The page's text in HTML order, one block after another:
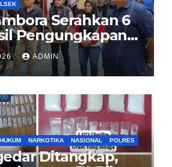
Serahkan 6
Pengungkapan
Kepada
sah
ADMIN
NARKOTIKA NASIONAL POLRES
Ditangkap,